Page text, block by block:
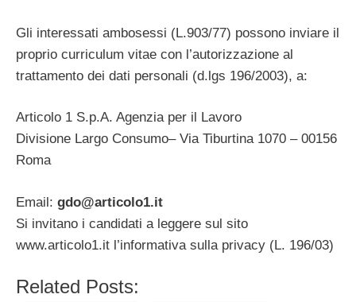
Gli interessati ambosessi (L.903/77) possono inviare il
proprio curriculum vitae con l’autorizzazione al
trattamento dei dati personali (d.lgs 196/2003), a:
Articolo 1 S.p.A. Agenzia per il Lavoro
Divisione Largo Consumo– Via Tiburtina 1070 – 00156
Roma
Email: gdo@articolo1.it
Si invitano i candidati a leggere sul sito
www.articolo1.it l’informativa sulla privacy (L. 196/03)
Related Posts: